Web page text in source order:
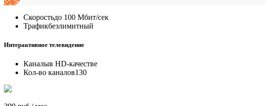
Скоростьдо 100 Мбит/сек
Трафикбезлимитный
Интерактивное телевидение
Каналыв HD-качестве
Кол-во каналов130